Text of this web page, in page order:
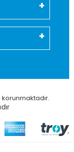
korunmaktadır.